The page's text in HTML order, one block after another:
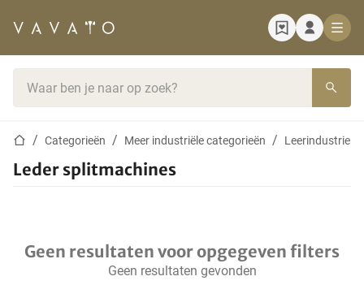
StartpaginaCategorieën Meer industriële categorieën Leerindustrie
Leder splitmachines
Geen resultaten voor opgegeven filters
Geen resultaten gevonden